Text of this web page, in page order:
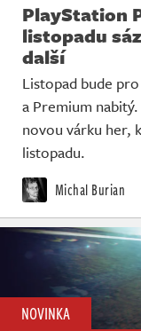
PlayStation
listopadu
další
Listopad bude
a Premium
novou várku her,
listopadu.
Michal Burian
NOVINKA